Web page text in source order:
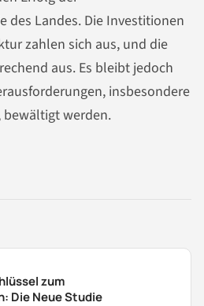
des Landes. Die Investitionen
zahlen sich aus, und die
aus. Es bleibt jedoch
insbesondere
bewältigt werden.
zum
Die Neue Studie